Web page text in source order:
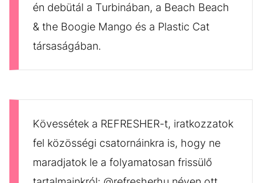
én debütál a Turbinában, a Beach Beach
& the Boogie Mango és a Plastic Cat
társaságában.
Kövessétek a REFRESHER-t, iratkozzatok
fel közösségi csatornáinkra is, hogy ne
maradjatok le a folyamatosan frissülő